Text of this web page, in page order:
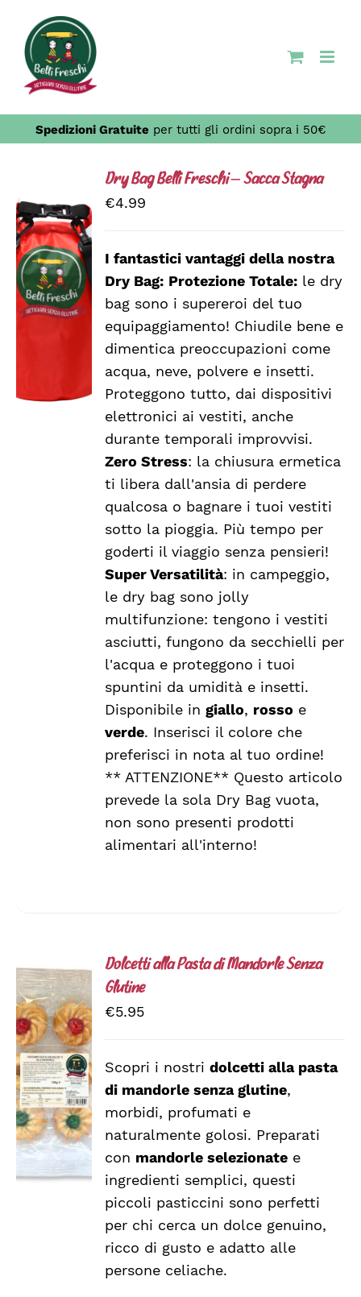
contenuto
Spedizioni Gratuiteper tutti gli ordini sopra i 50€
AGGIUNGI
AL
CARRELLO
/
Dry Bag Belli Freschi – Sacca Stagna
€4.99
I fantastici vantaggi della nostra
Dry Bag: Protezione Totale: le dry
bag sono i supereroi del tuo
equipaggiamento! Chiudile bene e
dimentica preoccupazioni come
acqua, neve, polvere e insetti.
Proteggono tutto, dai dispositivi
elettronici ai vestiti, anche
durante temporali improvvisi.
Zero Stress: la chiusura ermetica
ti libera dall'ansia di perdere
qualcosa o bagnare i tuoi vestiti
sotto la pioggia. Più tempo per
goderti il viaggio senza pensieri!
Super Versatilità: in campeggio,
le dry bag sono jolly
multifunzione: tengono i vestiti
asciutti, fungono da secchielli per
l'acqua e proteggono i tuoi
spuntini da umidità e insetti.
Disponibile ingiallo, rosso e
verde. Inserisci il colore che
preferisci in nota al tuo ordine!
** ATTENZIONE** Questo articolo
prevede la sola Dry Bag vuota,
non sono presenti prodotti
alimentari all'interno!
AGGIUNGI
AL
CARRELLO
/
DETTAGLI
Dolcetti alla Pasta di Mandorle Senza
Glutine
€5.95
Scopri i nostridolcetti alla pasta
di mandorle senza glutine,
morbidi, profumati e
naturalmente golosi. Preparati
con mandorle selezionate e
ingredienti semplici, questi
piccoli pasticcini sono perfetti
per chi cerca un dolce genuino,
ricco di gusto e adatto alle
persone celiache.